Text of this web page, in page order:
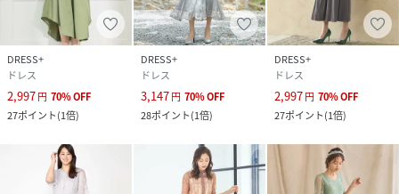
DRESS+
ドレス
2,997円 70%OFF
27ポイント(1倍)
DRESS+
ドレス
3,147円 70%OFF
28ポイント(1倍)
DRESS+
ドレス
2,997円 70%OFF
27ポイント(1倍)